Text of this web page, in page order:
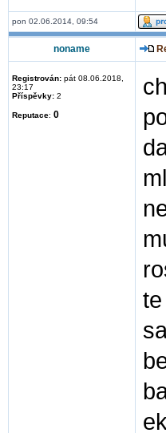
pon 02.06.2014, 09:54
noname
Registrován: pát 08.06.2018,
23:17
Příspěvky: 2
Reputace: 0